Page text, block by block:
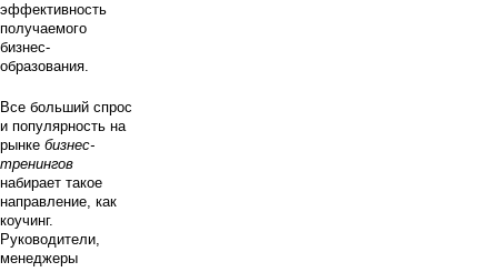
эффективность
получаемого
бизнес-
образования.
Все больший спрос
и популярность на
рынке бизнес-
тренингов
набирает такое
направление, как
коучинг.
Руководители,
менеджеры